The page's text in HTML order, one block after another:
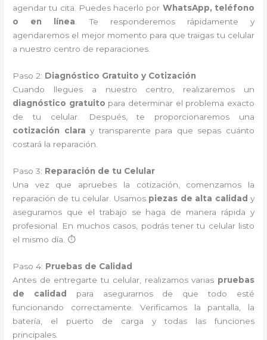
agendar tu cita. Puedes hacerlo por WhatsApp, teléfono
o en línea. Te responderemos rápidamente y
agendaremos el mejor momento para que traigas tu celular
a nuestro centro de reparaciones.
Paso 2: Diagnóstico Gratuito y Cotización
Cuando llegues a nuestro centro, realizaremos un
diagnóstico gratuito para determinar el problema exacto
de tu celular. Después, te proporcionaremos una
cotización clara y transparente para que sepas cuánto
costará la reparación.
Paso 3: Reparación de tu Celular
Una vez que apruebes la cotización, comenzamos la
reparación de tu celular. Usamos piezas de alta calidad y
aseguramos que el trabajo se haga de manera rápida y
profesional. En muchos casos, podrás tener tu celular listo
el mismo día. ⏱️
Paso 4: Pruebas de Calidad
Antes de entregarte tu celular, realizamos varias pruebas
de calidad
para asegurarnos de que todo esté
funcionando correctamente. Verificamos la pantalla, la
batería, el puerto de carga y todas las funciones
principales.